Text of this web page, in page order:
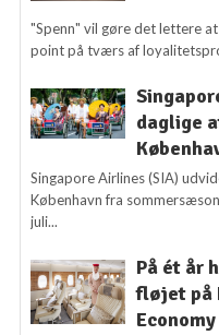
"Spenn" vil gøre det lettere
point på tværs af
daglige
Singapore Airlines (SIA)
København fra
juli...
På ét år
fløjet på